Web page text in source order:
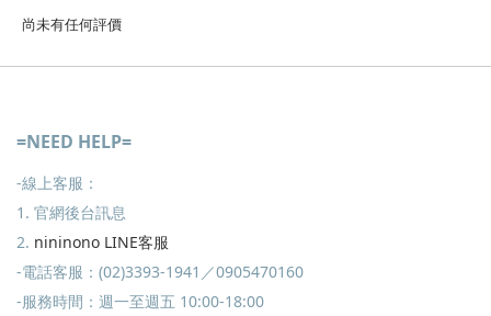
尚未有任何評價
=NEED HELP=
-線上客服：
1. 官網後台訊息
2. nininono LINE客服
-電話客服：(02)3393-1941／0905470160
-服務時間：週一至週五 10:00-18:00